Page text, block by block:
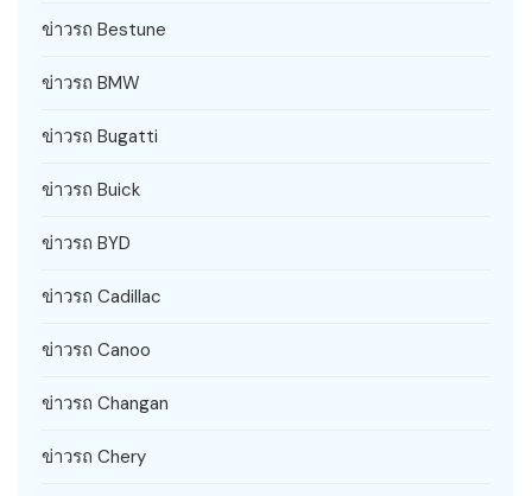
ข่าวรถ Bestune
ข่าวรถ BMW
ข่าวรถ Bugatti
ข่าวรถ Buick
ข่าวรถ BYD
ข่าวรถ Cadillac
ข่าวรถ Canoo
ข่าวรถ Changan
ข่าวรถ Chery